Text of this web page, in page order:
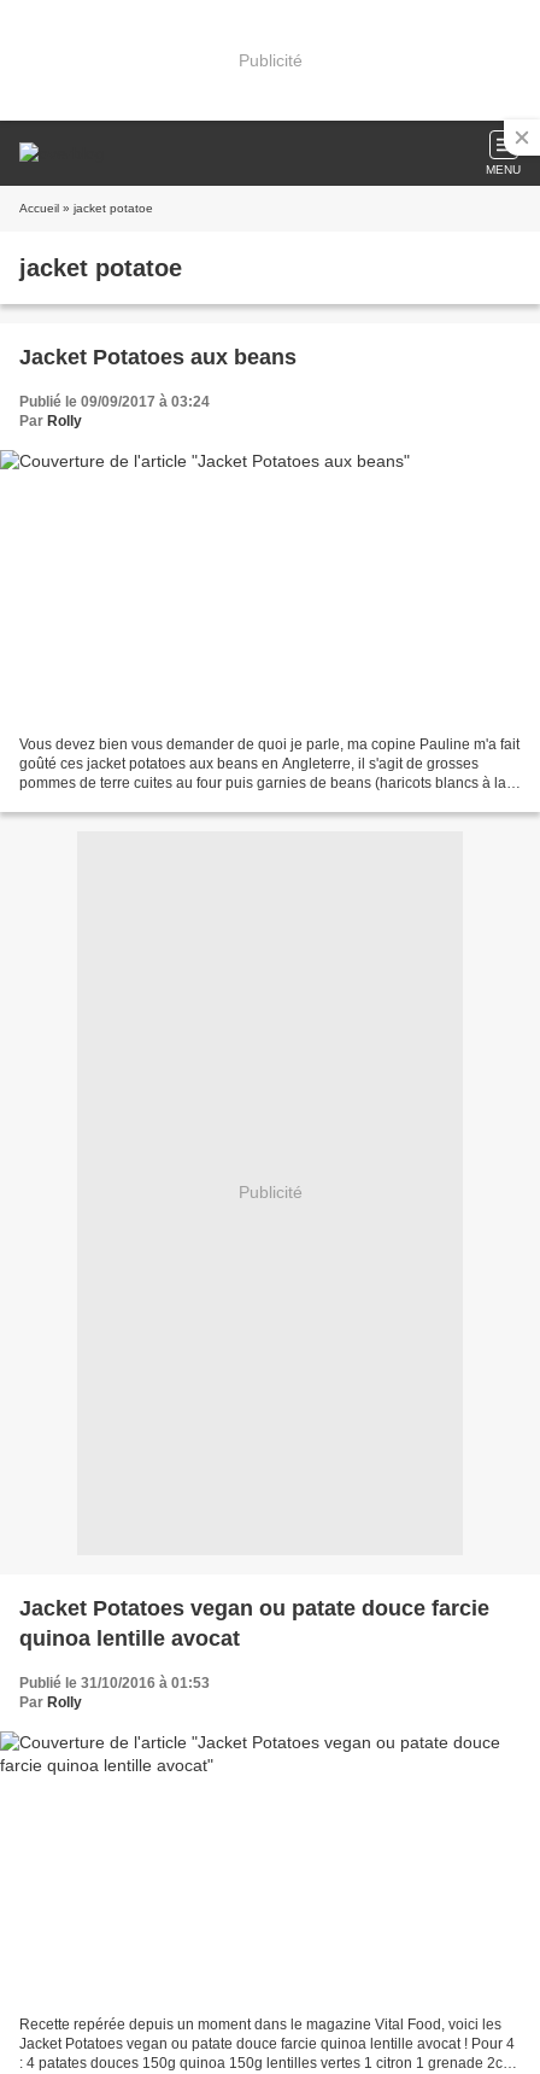
Publicité
MENU
Accueil » jacket potatoe
jacket potatoe
Jacket Potatoes aux beans
Publié le 09/09/2017 à 03:24
Par Rolly
Vous devez bien vous demander de quoi je parle, ma copine Pauline m'a fait
goûté ces jacket potatoes aux beans en Angleterre, il s'agit de grosses
pommes de terre cuites au four puis garnies de beans (haricots blancs à la
Publicité
Jacket Potatoes vegan ou patate douce farcie
quinoa lentille avocat
Publié le 31/10/2016 à 01:53
Par Rolly
Recette repérée depuis un moment dans le magazine Vital Food, voici les
Jacket Potatoes vegan ou patate douce farcie quinoa lentille avocat ! Pour 4
: 4 patates douces 150g quinoa 150g lentilles vertes 1 citron 1 grenade 2cs